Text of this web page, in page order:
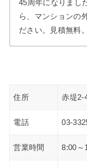
45周年になりまし
ら、マンションの
ださい。見積無料。
住所
電話 03-
営業時間 8:00～